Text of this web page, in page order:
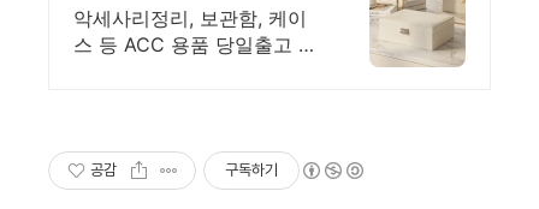
처럼 깔끔한 분위기
악세사리정리, 보관함, 케이
스 등 ACC 용품 당일출고 당
공감 구독하기